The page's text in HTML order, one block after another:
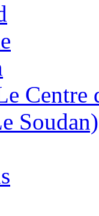
Centre
Soudan)